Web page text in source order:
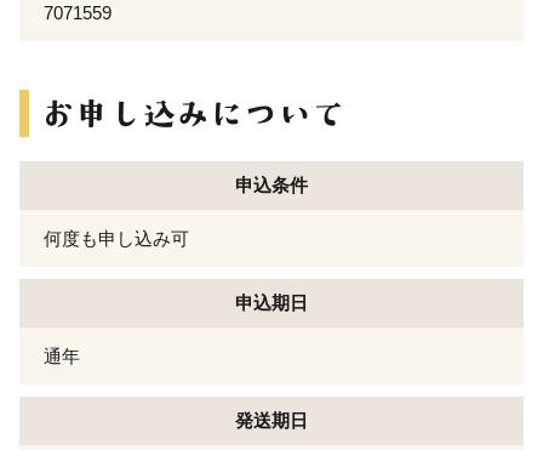
7071559
申込条件
何度も申し込み可
申込期日
通年
発送期日